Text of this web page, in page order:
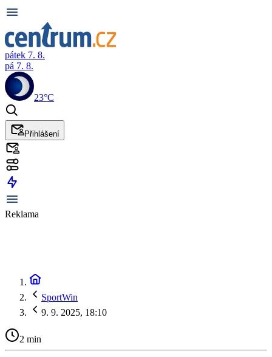
pátek 7. 8.
pá 7. 8.
23°C
Přihlášení
Reklama
SportWin
9. 9. 2025, 18:10
2 min